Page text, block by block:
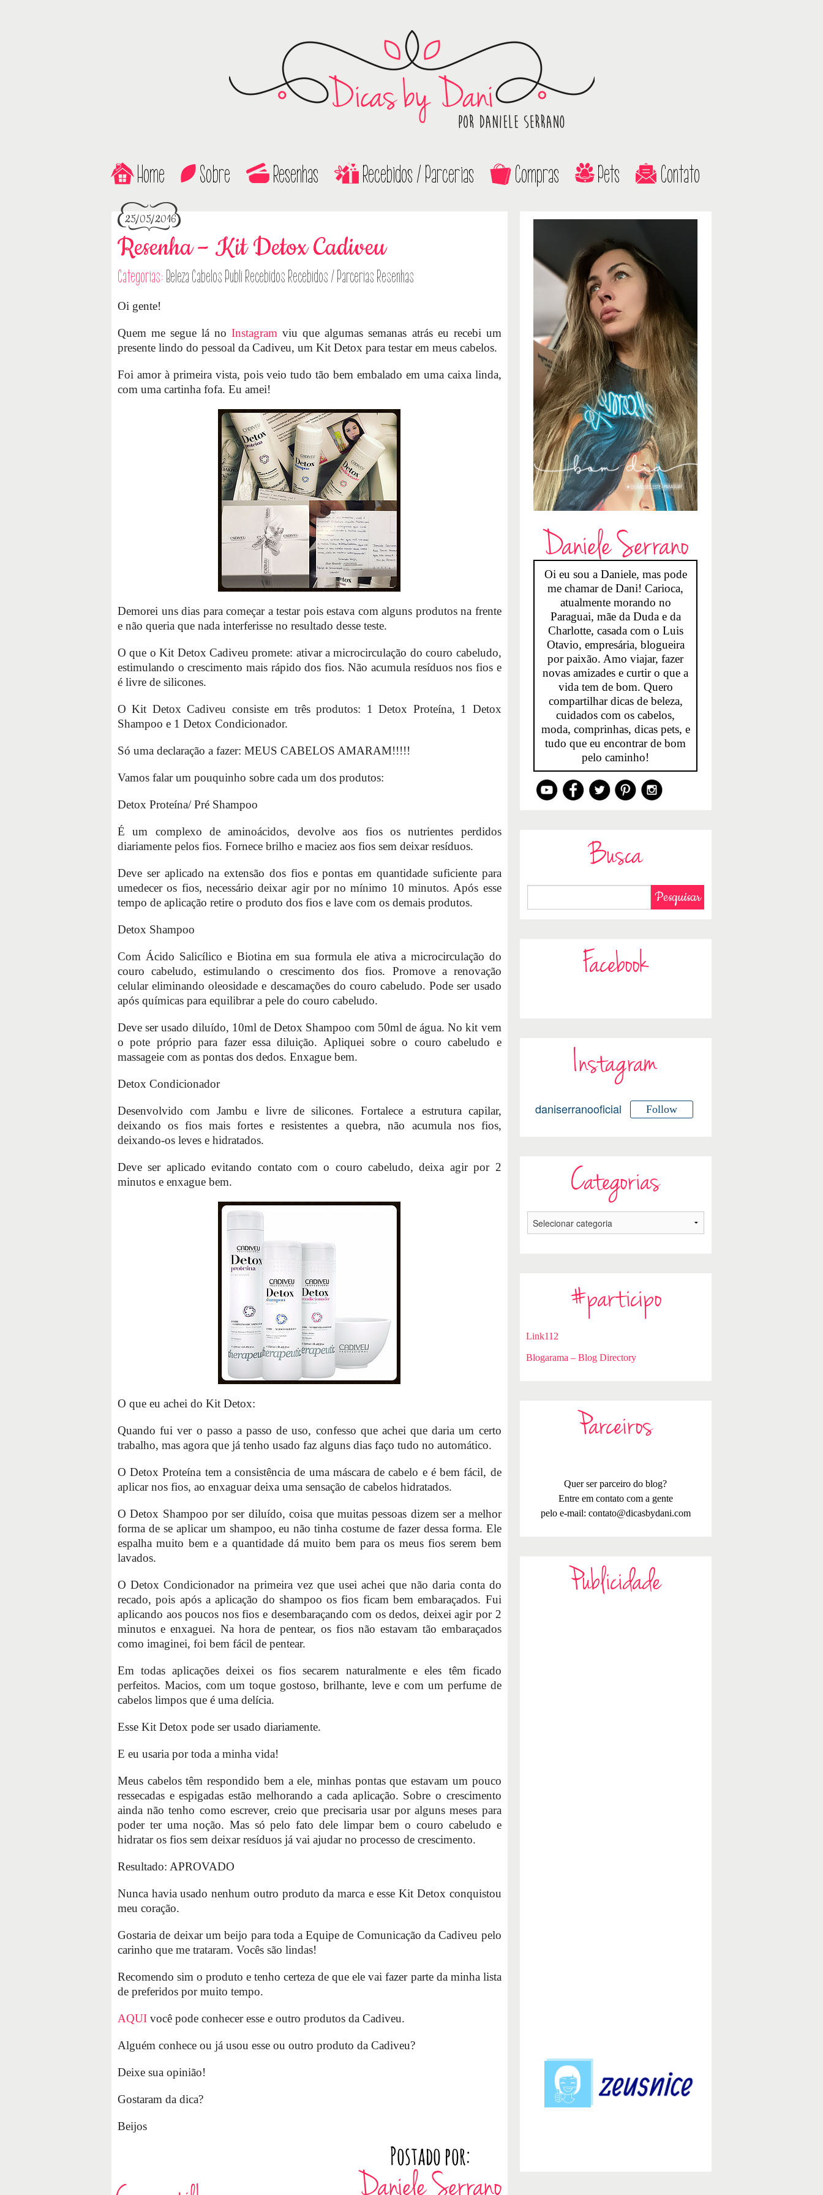
Home Sobre Resenhas Recebidos / Parcerias Compras Pets Contato
25/05/2016
Resenha – Kit Detox Cadiveu
Categorias: Beleza Cabelos Publi Recebidos Recebidos / Parcerias Resenhas
Oi gente!
Quem me segue lá noInstagram viu que algumas semanas atrás eu recebi um
presente lindo do pessoal da Cadiveu, um Kit Detox para testar em meus cabelos.
Foi amor à primeira vista, pois veio tudo tão bem embalado em uma caixa linda,
com uma cartinha fofa. Eu amei!
Demorei uns dias para começar a testar pois estava com alguns produtos na frente
e não queria que nada interferisse no resultado desse teste.
O que o Kit Detox Cadiveu promete: ativar a microcirculação do couro cabeludo,
estimulando o crescimento mais rápido dos fios. Não acumula resíduos nos fios e
é livre de silicones.
O Kit Detox Cadiveu consiste em três produtos: 1 Detox Proteína, 1 Detox
Shampoo e 1 Detox Condicionador.
Só uma declaração a fazer: MEUS CABELOS AMARAM!!!!!
Vamos falar um pouquinho sobre cada um dos produtos:
Detox Proteína/ Pré Shampoo
É um complexo de aminoácidos, devolve aos fios os nutrientes perdidos
diariamente pelos fios. Fornece brilho e maciez aos fios sem deixar resíduos.
Deve ser aplicado na extensão dos fios e pontas em quantidade suficiente para
umedecer os fios, necessário deixar agir por no mínimo 10 minutos. Após esse
tempo de aplicação retire o produto dos fios e lave com os demais produtos.
Detox Shampoo
Com Ácido Salicílico e Biotina em sua formula ele ativa a microcirculação do
couro cabeludo, estimulando o crescimento dos fios. Promove a renovação
celular eliminando oleosidade e descamações do couro cabeludo. Pode ser usado
após químicas para equilibrar a pele do couro cabeludo.
Deve ser usado diluído, 10ml de Detox Shampoo com 50ml de água. No kit vem
o pote próprio para fazer essa diluição. Apliquei sobre o couro cabeludo e
massageie com as pontas dos dedos. Enxague bem.
Detox Condicionador
Desenvolvido com Jambu e livre de silicones. Fortalece a estrutura capilar,
deixando os fios mais fortes e resistentes a quebra, não acumula nos fios,
deixando-os leves e hidratados.
Deve ser aplicado evitando contato com o couro cabeludo, deixa agir por 2
minutos e enxague bem.
O que eu achei do Kit Detox:
Quando fui ver o passo a passo de uso, confesso que achei que daria um certo
trabalho, mas agora que já tenho usado faz alguns dias faço tudo no automático.
O Detox Proteína tem a consistência de uma máscara de cabelo e é bem fácil, de
aplicar nos fios, ao enxaguar deixa uma sensação de cabelos hidratados.
O Detox Shampoo por ser diluído, coisa que muitas pessoas dizem ser a melhor
forma de se aplicar um shampoo, eu não tinha costume de fazer dessa forma. Ele
espalha muito bem e a quantidade dá muito bem para os meus fios serem bem
lavados.
O Detox Condicionador na primeira vez que usei achei que não daria conta do
recado, pois após a aplicação do shampoo os fios ficam bem embaraçados. Fui
aplicando aos poucos nos fios e desembaraçando com os dedos, deixei agir por 2
minutos e enxaguei. Na hora de pentear, os fios não estavam tão embaraçados
como imaginei, foi bem fácil de pentear.
Em todas aplicações deixei os fios secarem naturalmente e eles têm ficado
perfeitos. Macios, com um toque gostoso, brilhante, leve e com um perfume de
cabelos limpos que é uma delícia.
Esse Kit Detox pode ser usado diariamente.
E eu usaria por toda a minha vida!
Meus cabelos têm respondido bem a ele, minhas pontas que estavam um pouco
ressecadas e espigadas estão melhorando a cada aplicação. Sobre o crescimento
ainda não tenho como escrever, creio que precisaria usar por alguns meses para
poder ter uma noção. Mas só pelo fato dele limpar bem o couro cabeludo e
hidratar os fios sem deixar resíduos já vai ajudar no processo de crescimento.
Resultado: APROVADO
Nunca havia usado nenhum outro produto da marca e esse Kit Detox conquistou
meu coração.
Gostaria de deixar um beijo para toda a Equipe de Comunicação da Cadiveu pelo
carinho que me trataram. Vocês são lindas!
Recomendo sim o produto e tenho certeza de que ele vai fazer parte da minha lista
de preferidos por muito tempo.
AQUI você pode conhecer esse e outro produtos da Cadiveu.
Alguém conhece ou já usou esse ou outro produto da Cadiveu?
Deixe sua opinião!
Gostaram da dica?
Beijos
Daniele Serrano
Oi eu sou a Daniele, mas pode
me chamar de Dani! Carioca,
atualmente morando no
Paraguai, mãe da Duda e da
Charlotte, casada com o Luis
Otavio, empresária, blogueira
por paixão. Amo viajar, fazer
novas amizades e curtir o que a
vida tem de bom. Quero
compartilhar dicas de beleza,
cuidados com os cabelos,
moda, comprinhas, dicas pets, e
tudo que eu encontrar de bom
pelo caminho!
Busca
Facebook
Instagram
daniserranooficial Follow
Categorias
#participo
Link112
Blogarama – Blog Directory
Parceiros
Quer ser parceiro do blog?
Entre em contato com a gente
pelo e-mail: contato@dicasbydani.com
Publicidade